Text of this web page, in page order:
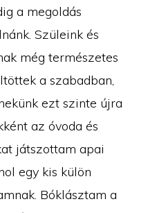
a megoldás
Szüleink és
még természetes
a szabadban,
ezt szinte újra
az óvoda és
játszottam apai
egy kis külön
Bóklásztam a